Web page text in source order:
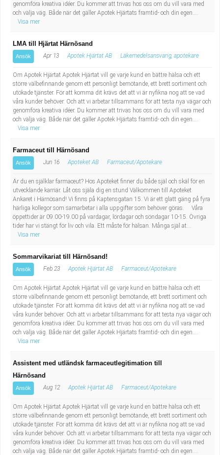
genomföra kreativa idéer. Du kommer att trivas hos oss om du vill vara med
och välja väg. Både när det gäller Apotek Hjärtats framtid- och din egen....
Visa mer
LMA till Hjärtat Härnösand
Ansök Apr 13 Apotek Hjärtat AB Läkemedelsansvarig, apotekare
Om Apotek Hjärtat Apotek Hjärtat vill ge varje kund en bättre hälsa och ett
större välbefinnande genom ett personligt bemötande, ett brett sortiment och
utökade tjänster. För att komma dit krävs det att vi är nyfikna nog att se vad
våra kunder behöver. Och att vi arbetar tillsammans för att testa nya vägar och
genomföra kreativa idéer. Du kommer att trivas hos oss om du vill vara med
och välja väg. Både när det gäller Apotek Hjärtats framtid- och din egen....
Visa mer
Farmaceut till Härnösand
Ansök Jun 16 Apoteket AB Farmaceut/Apotekare
Är du en själklar farmaceut? Hos Apoteket finner du både själ och skäl för en
utvecklande karriär. Låt oss själa dig en stund Välkommen till Apoteket
Ankaret i Härnösand! Vi finns på Kaptensgatan 15. Vi är ett glatt gäng på fyra
härliga kollegor som samarbetar i alla uppgifter som behöver göras. Våra
öppettider är 09.00-19.00 på vardagar, lördagar och söndagar 10-15. Övriga
tider har vi stängt för liv och vila. Ett måste för hälsan. Många själ at...
Visa mer
Sommarvikariat till Härnösand!
Ansök Feb 23 Apotek Hjärtat AB Farmaceut/Apotekare
Om Apotek Hjärtat Apotek Hjärtat vill ge varje kund en bättre hälsa och ett
större välbefinnande genom ett personligt bemötande, ett brett sortiment och
utökade tjänster. För att komma dit krävs det att vi är nyfikna nog att se vad
våra kunder behöver. Och att vi arbetar tillsammans för att testa nya vägar och
genomföra kreativa idéer. Du kommer att trivas hos oss om du vill vara med
och välja väg. Både när det gäller Apotek Hjärtats framtid- och din egen....
Visa mer
Assistent med utländsk farmaceutlegitimation till
Härnösand
Ansök Aug 12 Apotek Hjärtat AB Farmaceut/Apotekare
Om Apotek Hjärtat Apotek Hjärtat vill ge varje kund en bättre hälsa och ett
större välbefinnande genom ett personligt bemötande, ett brett sortiment och
utökade tjänster. För att komma dit krävs det att vi är nyfikna nog att se vad
våra kunder behöver. Och att vi arbetar tillsammans för att testa nya vägar och
genomföra kreativa idéer. Du kommer att trivas hos oss om du vill vara med
och välja väg. Både när det gäller Apotek Hjärtats framtid- och din egen....